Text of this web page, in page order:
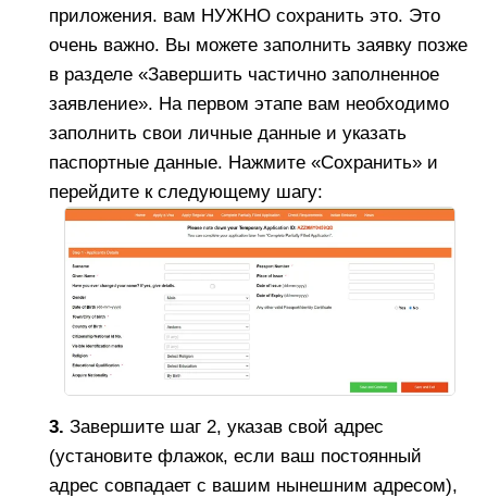
приложения. вам НУЖНО сохранить это. Это
очень важно. Вы можете заполнить заявку позже
в разделе «Завершить частично заполненное
заявление». На первом этапе вам необходимо
заполнить свои личные данные и указать
паспортные данные. Нажмите «Сохранить» и
перейдите к следующему шагу:
3. Завершите шаг 2, указав свой адрес
(установите флажок, если ваш постоянный
адрес совпадает с вашим нынешним адресом),